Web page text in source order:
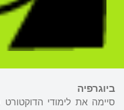
ביוגרפיה
סיימה את לימודי